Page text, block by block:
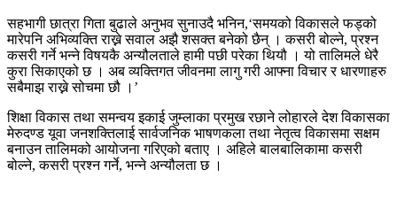
सहभागी छात्रा गिता बुढाले अनुभव सुनाउदै भनिन,‘समयको विकासले फड्को
मारेपनि अभिव्यक्ति राख्ने सवाल अझै शसक्त बनेको छैन् । कसरी बोल्ने, प्रश्न
कसरी गर्ने भन्ने विषयकै अन्यौलताले हामी पछी परेका थियौ । यो तालिमले धेरै
कुरा सिकाएको छ । अब व्यक्तिगत जीवनमा लागु गरी आफ्ना विचार र धारणाहरु
सबैमाझ राख्ने सोचमा छौ ।’
शिक्षा विकास तथा समन्वय इकाई जुम्लाका प्रमुख रछाने लोहारले देश विकासका
मेरुदण्ड यूवा जनशक्तिलाई सार्वजनिक भाषणकला तथा नेतृत्व विकासमा सक्षम
बनाउन तालिमको आयोजना गरिएको बताए । अहिले बालबालिकामा कसरी
बोल्ने, कसरी प्रश्न गर्ने, भन्ने अन्यौलता छ ।